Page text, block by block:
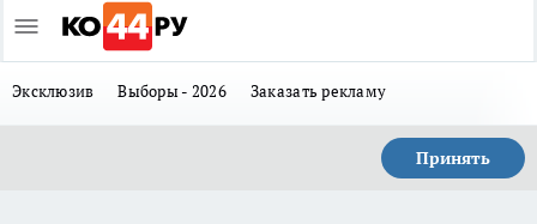
Эксклюзив Выборы - 2026 Заказать рекламу
Принять